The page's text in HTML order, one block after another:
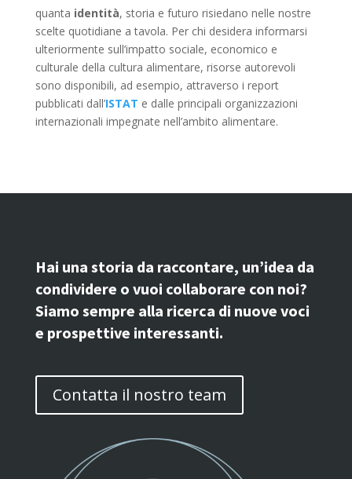
quanta identità, storia e futuro risiedano nelle nostre
scelte quotidiane a tavola. Per chi desidera informarsi
ulteriormente sull’impatto sociale, economico e
culturale della cultura alimentare, risorse autorevoli
sono disponibili, ad esempio, attraverso i report
pubblicati dall’ISTAT e dalle principali organizzazioni
internazionali impegnate nell’ambito alimentare.
Hai una storia da raccontare, un’idea da
condividere o vuoi collaborare con noi?
Siamo sempre alla ricerca di nuove voci
e prospettive interessanti.
Contatta il nostro team